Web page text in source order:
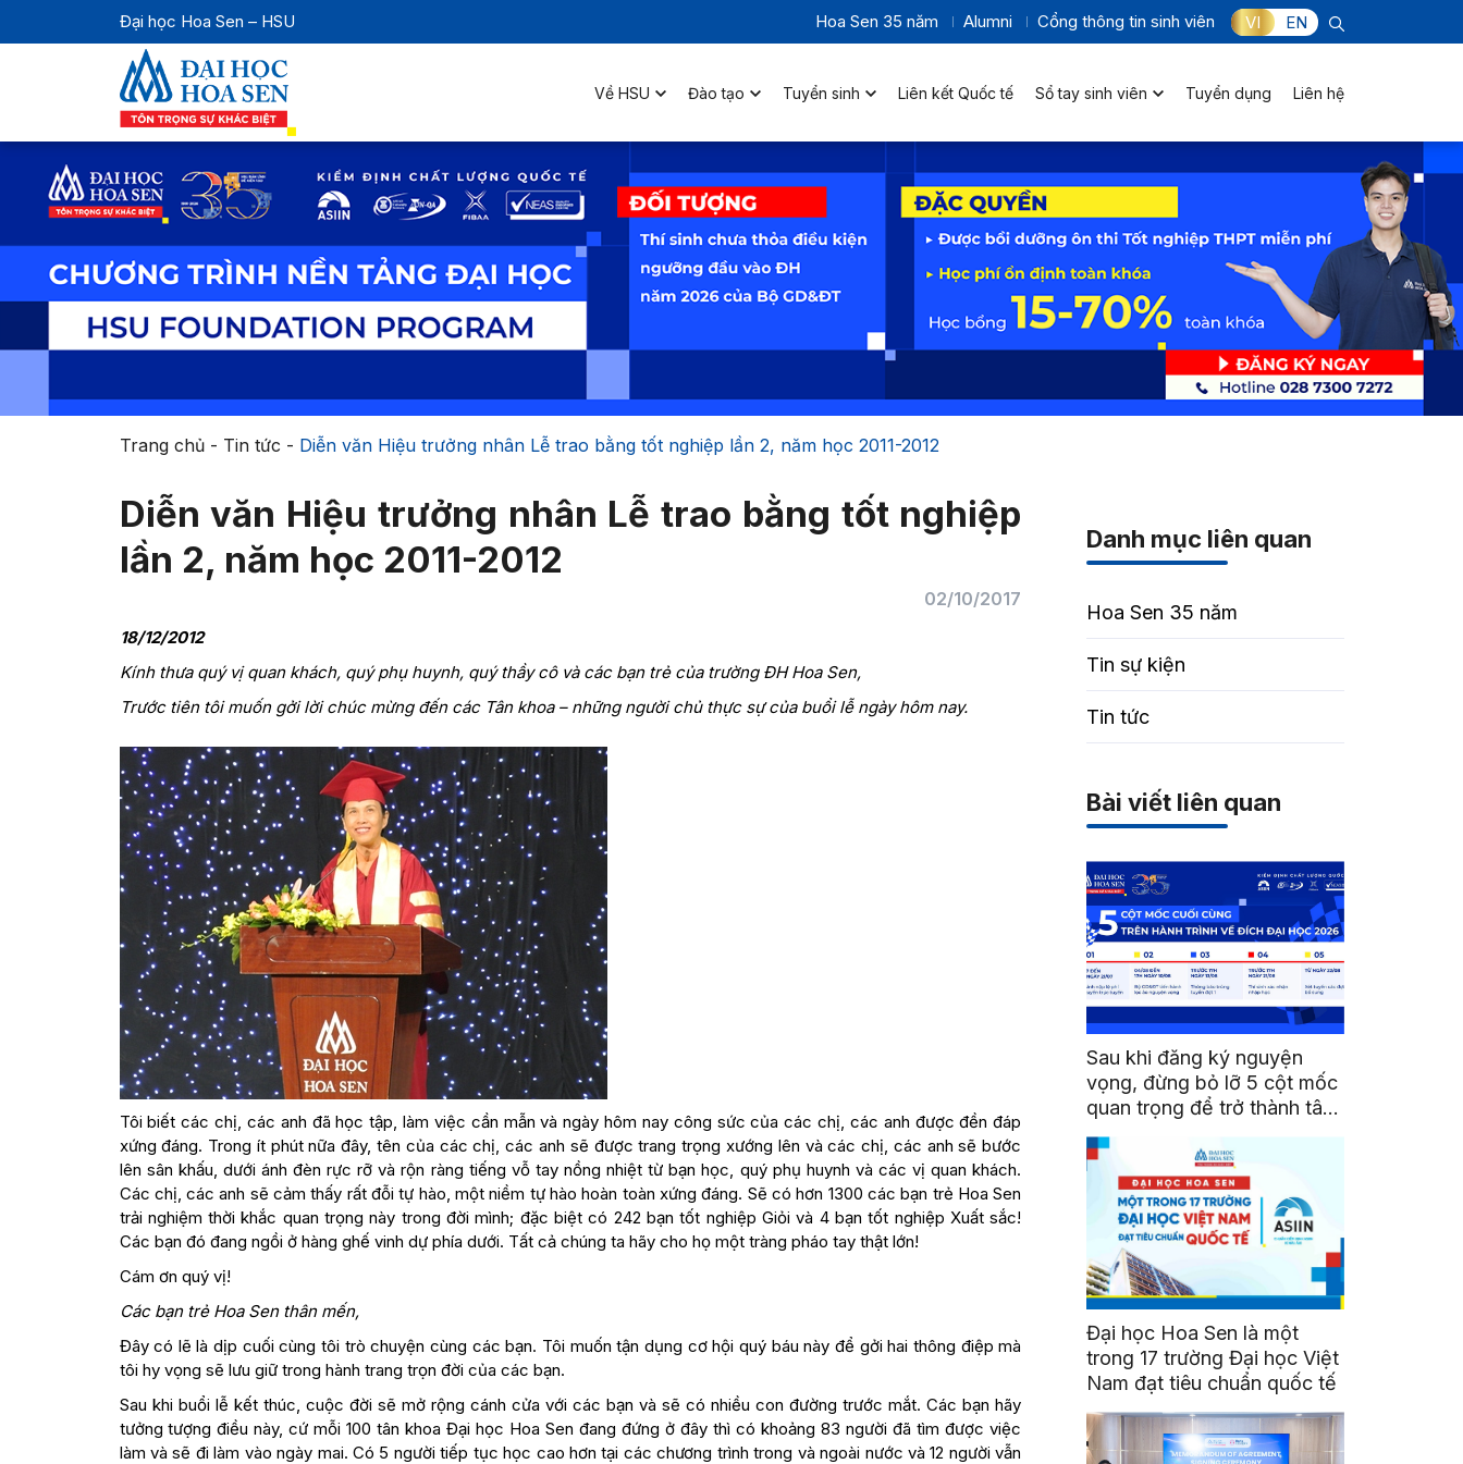
Đại học Hoa Sen – HSU Hoa Sen 35 năm Alumni Cổng thông tin sinh viên VI EN
Về HSU Đào tạo Tuyển sinh Liên kết Quốc tế Sổ tay sinh viên Tuyển dụng Liên hệ
Trang chủ- Tin tức - Diễn văn Hiệu trưởng nhân Lễ trao bằng tốt nghiệp lần 2, năm học 2011-2012
Diễn văn Hiệu trưởng nhân Lễ trao bằng tốt nghiệp
lần 2, năm học 2011-2012
02/10/2017
18/12/2012
Kính thưa quý vị quan khách, quý phụ huynh, quý thầy cô và các bạn trẻ của trường ĐH Hoa Sen,
Trước tiên tôi muốn gởi lời chúc mừng đến các Tân khoa – những người chủ thực sự của buổi lễ ngày hôm nay.
Tôi biết các chị, các anh đã học tập, làm việc cần mẫn và ngày hôm nay công sức của các chị, các anh được đền đáp
xứng đáng. Trong ít phút nữa đây, tên của các chị, các anh sẽ được trang trọng xướng lên và các chị, các anh sẽ bước
lên sân khấu, dưới ánh đèn rực rỡ và rộn ràng tiếng vỗ tay nồng nhiệt từ bạn học, quý phụ huynh và các vị quan khách.
Các chị, các anh sẽ cảm thấy rất đỗi tự hào, một niềm tự hào hoàn toàn xứng đáng. Sẽ có hơn 1300 các bạn trẻ Hoa Sen
trải nghiệm thời khắc quan trọng này trong đời mình; đặc biệt có 242 bạn tốt nghiệp Giỏi và 4 bạn tốt nghiệp Xuất sắc!
Các bạn đó đang ngồi ở hàng ghế vinh dự phía dưới. Tất cả chúng ta hãy cho họ một tràng pháo tay thật lớn!
Cám ơn quý vị!
Các bạn trẻ Hoa Sen thân mến,
Đây có lẽ là dịp cuối cùng tôi trò chuyện cùng các bạn. Tôi muốn tận dụng cơ hội quý báu này để gởi hai thông điệp mà
tôi hy vọng sẽ lưu giữ trong hành trang trọn đời của các bạn.
Sau khi buổi lễ kết thúc, cuộc đời sẽ mở rộng cánh cửa với các bạn và sẽ có nhiều con đường trước mắt. Các bạn hãy
tưởng tượng điều này, cứ mỗi 100 tân khoa Đại học Hoa Sen đang đứng ở đây thì có khoảng 83 người đã tìm được việc
làm và sẽ đi làm vào ngày mai. Có 5 người tiếp tục học cao hơn tại các chương trình trong và ngoài nước và 12 người vẫn
Danh mục liên quan
Hoa Sen 35 năm
Tin sự kiện
Tin tức
Bài viết liên quan
Sau khi đăng ký nguyện
vọng, đừng bỏ lỡ 5 cột mốc
quan trọng để trở thành tân
sinh viên HSU
Đại học Hoa Sen là một
trong 17 trường Đại học Việt
Nam đạt tiêu chuẩn quốc tế